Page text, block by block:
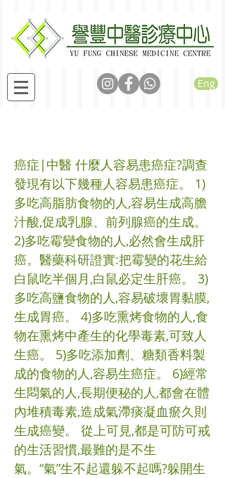
Eng
癌症|中醫 什麼人容易患癌症?調查
發現有以下幾種人容易患癌症。 1)
多吃高脂肪食物的人,容易生成高膽
汁酸,促成乳腺、前列腺癌的生成。
2)多吃霉變食物的人,必然會生成肝
癌。醫藥科研證實:把霉變的花生給
白鼠吃半個月,白鼠必定生肝癌。 3)
多吃高鹽食物的人,容易破壞胃黏膜,
生成胃癌。 4)多吃熏烤食物的人,食
物在熏烤中產生的化學毒素,可致人
生癌。 5)多吃添加劑、糖類香料製
成的食物的人,容易生癌症。 6)經常
生悶氣的人,長期便秘的人,都會在體
內堆積毒素,造成氣滯痰凝血瘀久則
生成癌變。 從上可見,都是可防可戒
的生活習慣,最難的是不生
氣。“氣”生不起還躲不起嗎?躲開生